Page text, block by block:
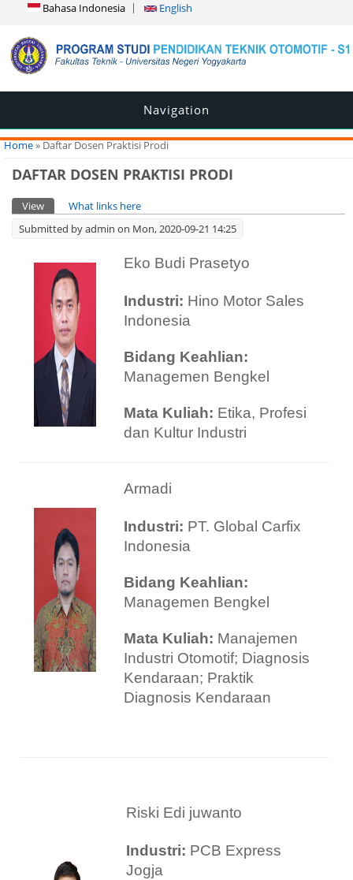
Bahasa Indonesia English
Navigation
You are here
Home» Daftar Dosen Praktisi Prodi
DAFTAR DOSEN PRAKTISI PRODI
Primary tabs
View (active tab)
What links here
Submitted byadmin on Mon, 2020-09-21 14:25
Eko Budi Prasetyo
Industri: Hino Motor Sales
Indonesia
Bidang Keahlian:
Managemen Bengkel
Mata Kuliah: Etika, Profesi
dan Kultur Industri
Armadi
Industri: PT. Global Carfix
Indonesia
Bidang Keahlian:
Managemen Bengkel
Mata Kuliah: Manajemen
Industri Otomotif; Diagnosis
Kendaraan; Praktik
Diagnosis Kendaraan
Riski Edi juwanto
Industri: PCB Express
Jogja